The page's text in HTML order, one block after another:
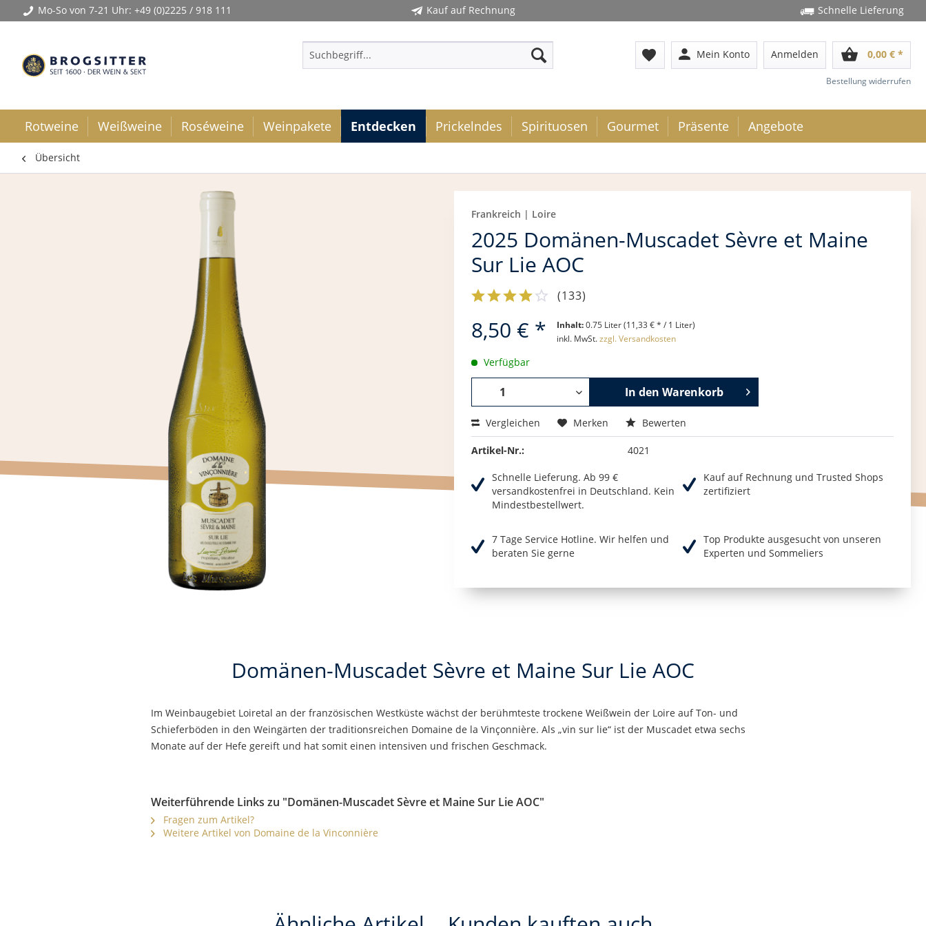
Mo-So von 7-21 Uhr: +49 (0)2225 / 918 111 Kauf auf Rechnung Schnelle Lieferung
favorite person Mein Konto Anmelden shopping_basket 0,00 € *
Bestellung widerrufen
Rotweine Weißweine Roséweine Weinpakete Entdecken Prickelndes Spirituosen Gourmet Präsente Angebote
Übersicht
Frankreich | Loire
2025 Domänen-Muscadet Sèvre et Maine
Sur Lie AOC
(133)
8,50 € * Inhalt:0.75 Liter (11,33 € * / 1 Liter)
inkl. MwSt.zzgl. Versandkosten
Verfügbar
In den Warenkorb
Vergleichen Merken Bewerten
Artikel-Nr.: 4021
Schnelle Lieferung. Ab 99 €
versandkostenfrei in Deutschland. Kein
Mindestbestellwert.
Kauf auf Rechnung und Trusted Shops
zertifiziert
7 Tage Service Hotline. Wir helfen und
beraten Sie gerne
Top Produkte ausgesucht von unseren
Experten und Sommeliers
Domänen-Muscadet Sèvre et Maine Sur Lie AOC
Im Weinbaugebiet Loiretal an der französischen Westküste wächst der berühmteste trockene Weißwein der Loire auf Ton- und
Schieferböden in den Weingärten der traditionsreichen Domaine de la Vinçonnière. Als „vin sur lie“ ist der Muscadet etwa sechs
Monate auf der Hefe gereift und hat somit einen intensiven und frischen Geschmack.
Weiterführende Links zu "Domänen-Muscadet Sèvre et Maine Sur Lie AOC"
Fragen zum Artikel?
Weitere Artikel von Domaine de la Vinconnière